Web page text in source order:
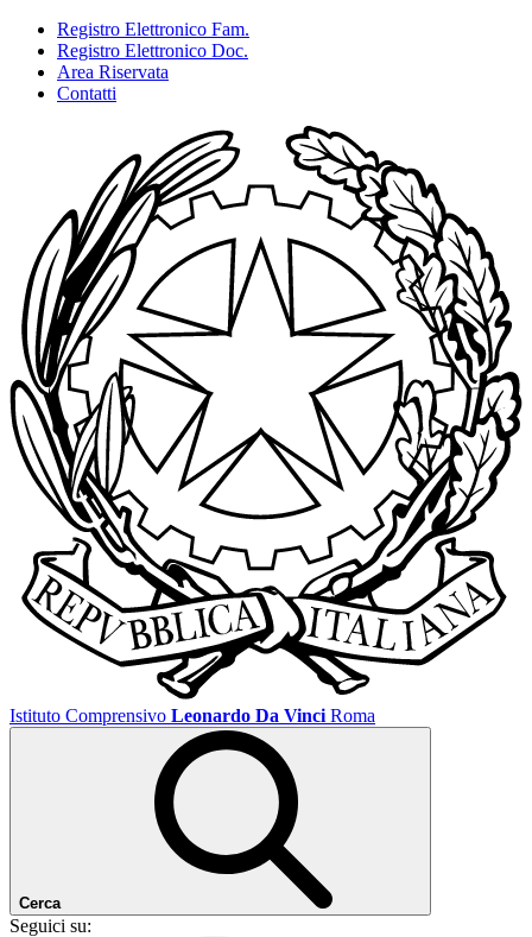
Registro Elettronico Fam.
Registro Elettronico Doc.
Area Riservata
Contatti
Istituto Comprensivo Leonardo Da Vinci Roma
Cerca
Seguici su: